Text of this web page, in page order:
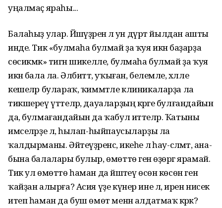
уңалмаҫ яраһы...
Балаһыҙ улар. Йәшәүҙәренә лә ун дүрт йылдан ашты
инде. Тик «булмаһа булмай ҙа ҡуя икән баҙарҙа
сөсикмәк» тигән шикелле, булмаһа булмай ҙа ҡуя
икән бала ла. Әлбиттә, уҡыған, белемле, хәлле
кешеләр булараҡ, ҡиммәтле клиникаларҙа ла
тикшереү үттеләр, дауаларҙың кәрәге булғандайын
да, булмағандайын да ҡабул иттеләр. Ҡатыны
имселәрҙе лә, һылап-һыйпаусыларҙы ла
ҡалдырманы. Әйтеүҙәренсә, икеһе лә һау-сәләмәт, ана-
бына балалары булыр, өмөттө генә өҙөргә ярамай.
Тик ул өмөттө һаман да йәшәтеү өсөн көсөн генә
ҡайҙан алырға? Асия үҙе күнер ине лә, ирен нисек
итеп һаман да буш өмөт менән алдатмаҡ кәрәк?